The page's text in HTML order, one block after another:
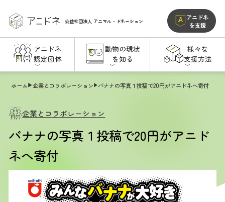
公益社団法人 アニマル・ドネーション
アニドネ
を支援
アニドネ
認定団体
動物の現状
を知る
様々な
支援方法
ホーム 企業とコラボレーション バナナの写真１投稿で20円がアニドネへ寄付
企業とコラボレーション
バナナの写真１投稿で20円がアニド
ネへ寄付